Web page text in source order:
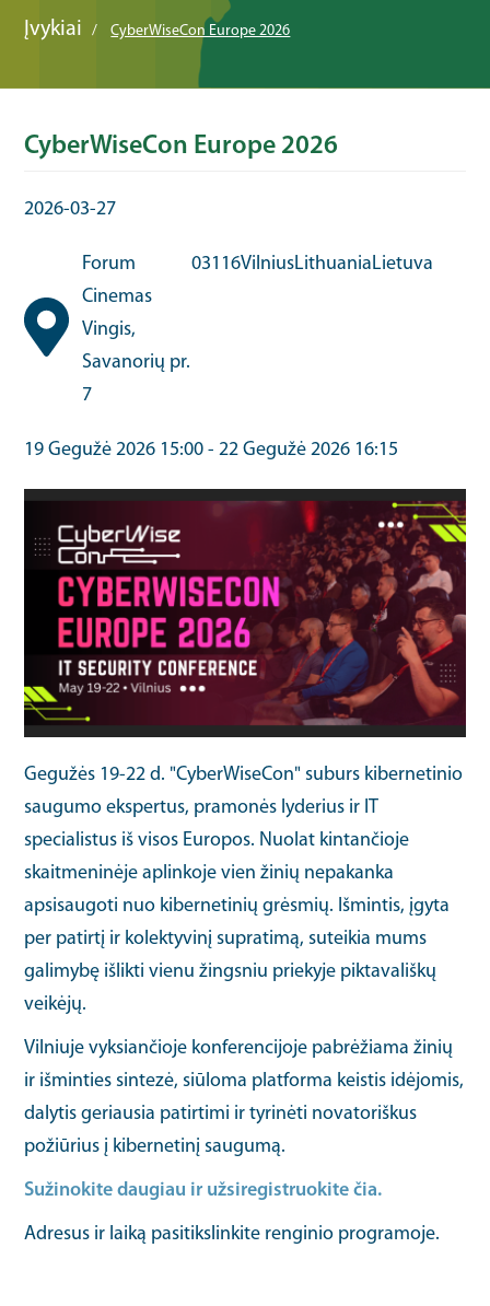
Įvykiai CyberWiseCon Europe 2026
CyberWiseCon Europe 2026
2026-03-27
Forum
Cinemas
Vingis,
Savanorių pr.
7
03116VilniusLithuaniaLietuva
19 Gegužė 2026 15:00 -22 Gegužė 2026 16:15
Gegužės 19-22 d. "CyberWiseCon" suburs kibernetinio
saugumo ekspertus, pramonės lyderius ir IT
specialistus iš visos Europos. Nuolat kintančioje
skaitmeninėje aplinkoje vien žinių nepakanka
apsisaugoti nuo kibernetinių grėsmių. Išmintis, įgyta
per patirtį ir kolektyvinį supratimą, suteikia mums
galimybę išlikti vienu žingsniu priekyje piktavališkų
veikėjų.
Vilniuje vyksiančioje konferencijoje pabrėžiama žinių
ir išminties sintezė, siūloma platforma keistis idėjomis,
dalytis geriausia patirtimi ir tyrinėti novatoriškus
požiūrius į kibernetinį saugumą.
Sužinokite daugiau ir užsiregistruokite čia.
Adresus ir laiką pasitikslinkite renginio programoje.